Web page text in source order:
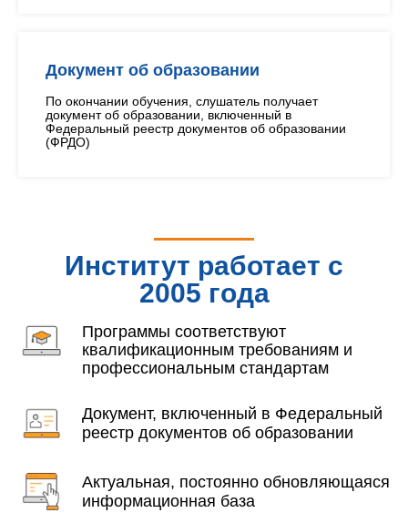
Документ об образовании
По окончании обучения, слушатель получает
документ об образовании, включенный в
Федеральный реестр документов об образовании
(ФРДО)
Институт работает с
2005 года
Программы соответствуют
квалификационным требованиям и
профессиональным стандартам
Документ, включенный в Федеральный
реестр документов об образовании
Актуальная, постоянно обновляющаяся
информационная база